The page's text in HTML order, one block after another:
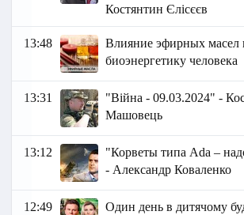
Костянтин Єлісєєв
13:48
Влияние эфирных масел
биоэнергетику человека
13:31
"Війна - 09.03.2024" -
Машовець
13:12
"Корветы типа Ada –
- Александр Коваленко
12:49
Один день в дитячому